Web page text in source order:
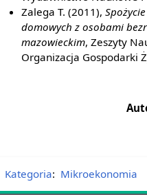
Zalega T. (2011),
domowych z osobami
mazowieckim, Zeszyty
Organizacja Gospodarki
Kategoria: Mikroekonomia